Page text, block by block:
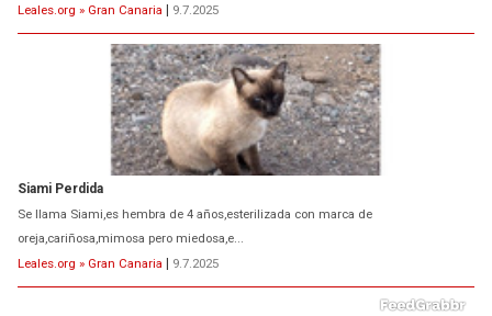
Leales.org » Gran Canaria | 9.7.2025
Siami Perdida
Se llama Siami,es hembra de 4 años,esterilizada con marca de
oreja,cariñosa,mimosa pero miedosa,e...
Leales.org » Gran Canaria | 9.7.2025